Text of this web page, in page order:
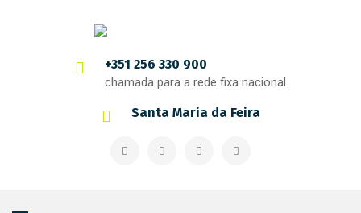
+351 256 330 900
chamada para a rede fixa nacional
Santa Maria da Feira